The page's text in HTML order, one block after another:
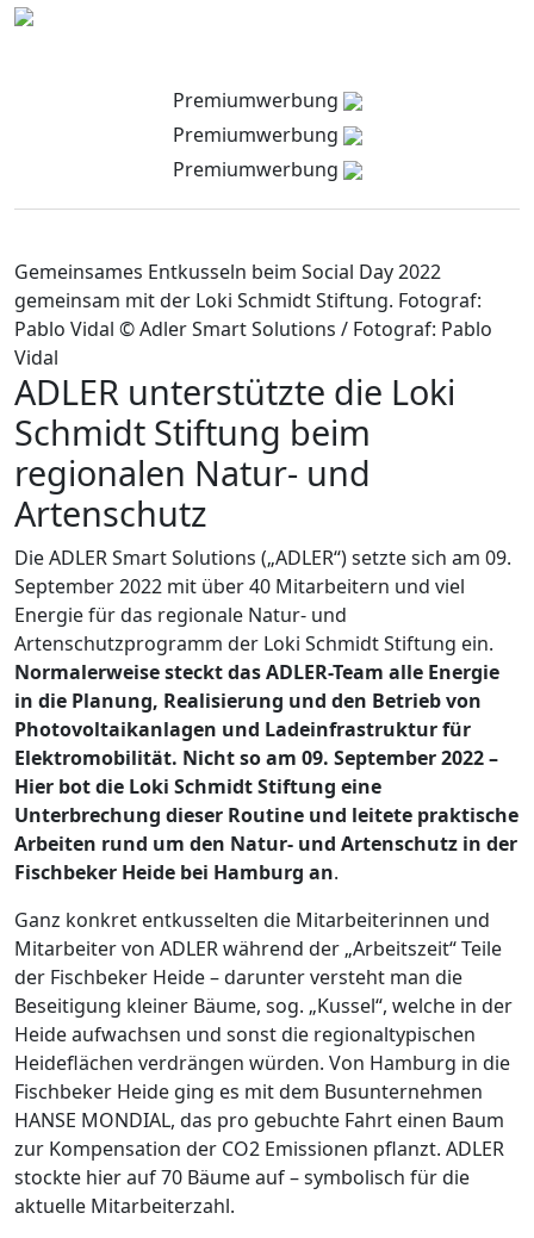
Premiumwerbung
Premiumwerbung
Premiumwerbung
Gemeinsames Entkusseln beim Social Day 2022
gemeinsam mit der Loki Schmidt Stiftung. Fotograf:
Pablo Vidal © Adler Smart Solutions / Fotograf: Pablo
Vidal
ADLER unterstützte die Loki
Schmidt Stiftung beim
regionalen Natur- und
Artenschutz
Die ADLER Smart Solutions („ADLER“) setzte sich am 09.
September 2022 mit über 40 Mitarbeitern und viel
Energie für das regionale Natur- und
Artenschutzprogramm der Loki Schmidt Stiftung ein.
Normalerweise steckt das ADLER-Team alle Energie
in die Planung, Realisierung und den Betrieb von
Photovoltaikanlagen und Ladeinfrastruktur für
Elektromobilität. Nicht so am 09. September 2022 –
Hier bot die Loki Schmidt Stiftung eine
Unterbrechung dieser Routine und leitete praktische
Arbeiten rund um den Natur- und Artenschutz in der
Fischbeker Heide bei Hamburg an.
Ganz konkret entkusselten die Mitarbeiterinnen und
Mitarbeiter von ADLER während der „Arbeitszeit“ Teile
der Fischbeker Heide – darunter versteht man die
Beseitigung kleiner Bäume, sog. „Kussel“, welche in der
Heide aufwachsen und sonst die regionaltypischen
Heideflächen verdrängen würden. Von Hamburg in die
Fischbeker Heide ging es mit dem Busunternehmen
HANSE MONDIAL, das pro gebuchte Fahrt einen Baum
zur Kompensation der CO2 Emissionen pflanzt. ADLER
stockte hier auf 70 Bäume auf – symbolisch für die
aktuelle Mitarbeiterzahl.